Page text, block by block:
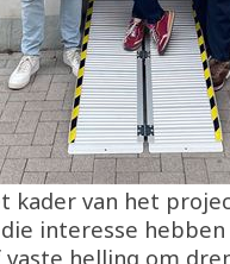
kader van het
interesse
helling om